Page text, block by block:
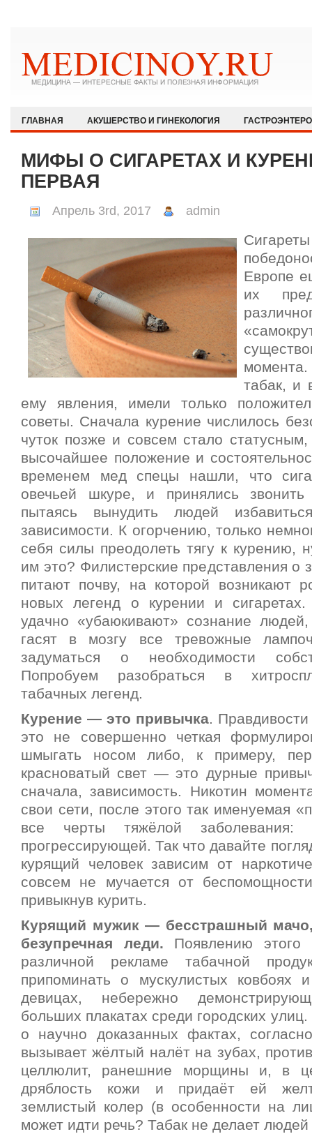
ГЛАВНАЯ АКУШЕРСТВО И ГИНЕКОЛОГИЯ
КАРДИОЛОГИЯ
МЕДИЦИНА И ОБЩЕСТВО
НЕВРОЛОГИЯ
РЕВМАТОЛОГИЯ И НЕФРОЛОГИЯ
ЭКСТРЕННАЯ МЕДИЦИНА ЭНДОКРИНОЛОГИЯ
МИФЫ О СИГАРЕТАХ И
ПЕРВАЯ
Апрель 3rd, 2017 admin
Европе
их
табак, и
ему явления, имели только
советы. Сначала курение числилось
чуток позже и совсем стало
высочайшее положение и
временем мед спецы нашли, что
овечьей шкуре, и принялись
пытаясь вынудить людей
зависимости. К огорчению, только
себя силы преодолеть тягу к курению,
им это? Филистерские представления о
питают почву, на которой возникают
новых легенд о курении и
удачно «убаюкивают» сознание
гасят в мозгу все тревожные
задуматься о необходимости
Попробуем разобраться в
табачных легенд.
Курение — это привычка.
это не совершенно четкая
шмыгать носом либо, к примеру,
красноватый свет — это дурные
сначала, зависимость. Никотин
свои сети, после этого так именуемая
все черты тяжёлой заболевания:
прогрессирующей. Так что давайте
курящий человек зависим от
совсем не мучается от
привыкнув курить.
Курящий мужик — бесстрашный
безупречная леди. Появлению
различной рекламе табачной
припоминать о мускулистых ковбоях
девицах, небережно
больших плакатах среди городских
о научно доказанных фактах,
вызывает жёлтый налёт на зубах,
целлюлит, ранешние морщины и, в
дряблость кожи и придаёт ей
землистый колер (в особенности на
может идти речь? Табак не делает